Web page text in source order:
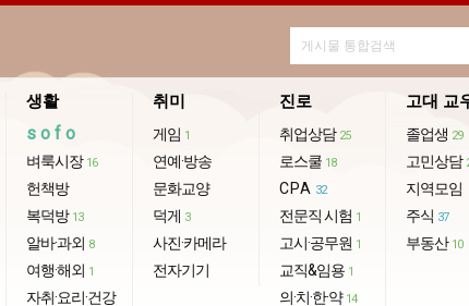
생활
sofo
벼룩시장 16
헌책방
복덕방 13
알바·과외 8
여행·해외 1
자취·요리·건강
취미
게임 1
연예·방송
문화교양
덕게 3
사진·카메라
전자기기
진로
취업상담 25
로스쿨 18
CPA 32
전문직 시험 1
고시·공무원 1
교직&임용 1
의·치·한·약 14
고대 교
졸업생 29
고민상담
지역모임
주식 37
부동산 10